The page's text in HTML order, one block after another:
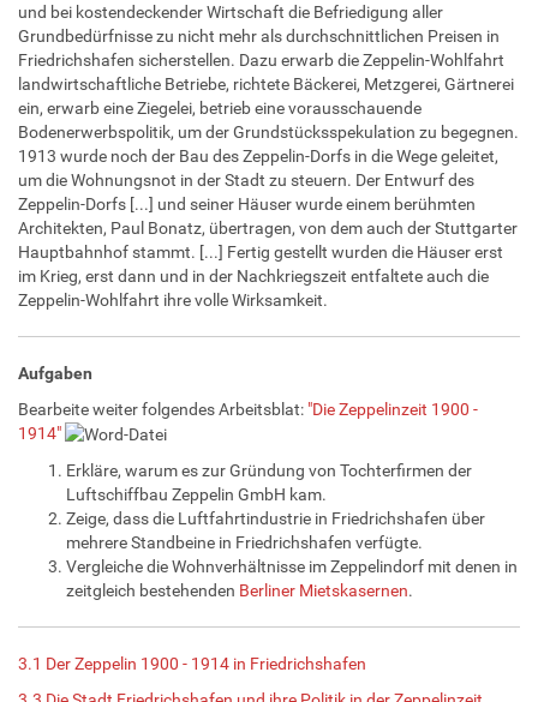
und bei kostendeckender Wirtschaft die Befriedigung aller
Grundbedürfnisse zu nicht mehr als durchschnittlichen Preisen in
Friedrichshafen sicherstellen. Dazu erwarb die Zeppelin-Wohlfahrt
landwirtschaftliche Betriebe, richtete Bäckerei, Metzgerei, Gärtnerei
ein, erwarb eine Ziegelei, betrieb eine vorausschauende
Bodenerwerbspolitik, um der Grundstücksspekulation zu begegnen.
1913 wurde noch der Bau des Zeppelin-Dorfs in die Wege geleitet,
um die Wohnungsnot in der Stadt zu steuern. Der Entwurf des
Zeppelin-Dorfs [...] und seiner Häuser wurde einem berühmten
Architekten, Paul Bonatz, übertragen, von dem auch der Stuttgarter
Hauptbahnhof stammt. [...] Fertig gestellt wurden die Häuser erst
im Krieg, erst dann und in der Nachkriegszeit entfaltete auch die
Zeppelin-Wohlfahrt ihre volle Wirksamkeit.
Aufgaben
Bearbeite weiter folgendes Arbeitsblat: "Die Zeppelinzeit 1900 -
1914"
Erkläre, warum es zur Gründung von Tochterfirmen der
Luftschiffbau Zeppelin GmbH kam.
Zeige, dass die Luftfahrtindustrie in Friedrichshafen über
mehrere Standbeine in Friedrichshafen verfügte.
Vergleiche die Wohnverhältnisse im Zeppelindorf mit denen in
zeitgleich bestehenden Berliner Mietskasernen.
3.1 Der Zeppelin 1900 - 1914 in Friedrichshafen